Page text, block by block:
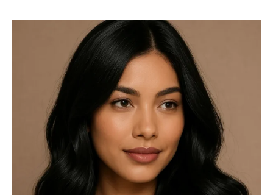
6. Máscara de hibisco com óleo de coco:
pigmentação e brilho para os cabelos pretos
O hibisco tem propriedades antioxidantes e uma leve
ação tonalizante para fios escuros. O óleo de coco sela a
hidratação e proporciona brilho intenso.